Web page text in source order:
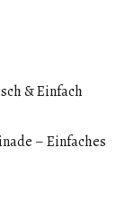
& Einfach
– Einfaches